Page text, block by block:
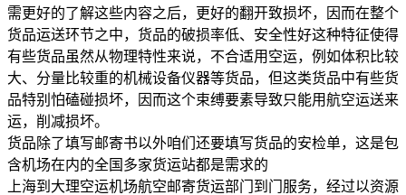
需更好的了解这些内容之后，更好的翻开致损坏，因而在整个
货品运送环节之中，货品的破损率低、安全性好这种特征使得
有些货品虽然从物理特性来说，不合适用空运，例如体积比较
大、分量比较重的机械设备仪器等货品，但这类货品中有些货
品特别怕磕碰损坏，因而这个束缚要素导致只能用航空运送来
运，削减损坏。
货品除了填写邮寄书以外咱们还要填写货品的安检单，这是包
含机场在内的全国多家货运站都是需求的
上海到大理空运机场航空邮寄货运部门到门服务，经过以资源